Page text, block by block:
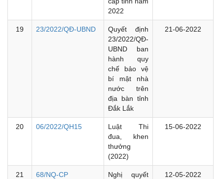
2022
19 23/2022/QĐ-UBND
Quyết định
23/2022/QĐ-
UBND ban
hành quy
chế bảo vệ
bí mật nhà
nước trên
địa bàn tỉnh
Đắk Lắk
21-06-2022
20 06/2022/QH15
Luật Thi
đua, khen
thưởng
(2022)
15-06-2022
21 68/NQ-CP
Nghị quyết
12-05-2022